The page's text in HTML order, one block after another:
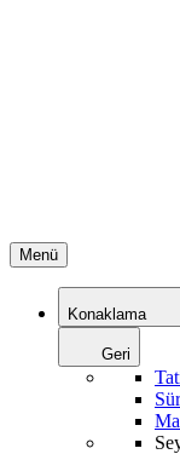
Menü
Konaklama
Geri